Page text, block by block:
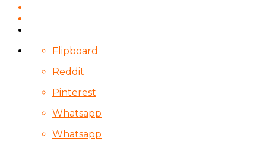
Flipboard
Reddit
Pinterest
Whatsapp
Whatsapp